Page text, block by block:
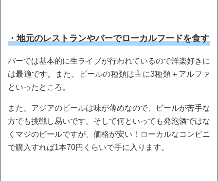
・地元のレストランやバーでローカルフードを食す
バーでは基本的に生ライブが行われているので洋楽好きに
は最適です。また、ビールの種類は主に3種類＋アルファ
といったところ。
また、アジアのビールは味が薄めなので、ビールが苦手な
方でも挑戦し易いです。そして何といっても発泡酒ではな
くマジのビールですが、価格が安い！ローカルなコンビニ
で購入すれば1本70円くらいで手に入ります。